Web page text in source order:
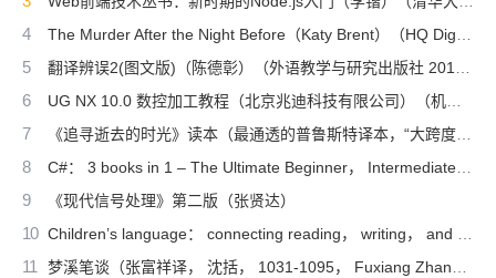
4 The Murder After the Night Before（Katy Brent）（HQ Digital 2024）
5 翻译辨误2(图文版)（陈德彰）（外语教学与研究出版社 2011）
6 UG NX 10.0 数控加工教程（北京兆迪科技有限公司）（机械工业出版社 2016）
7 《追寻逝去的时光》读本（最通透的普鲁斯特译本，“大跨度”节选七卷本，一字不易；附赠《普罗斯特纸上展览》）（【法】马塞尔•普鲁斯特，周克希译）（广西师范大学出版社 2015）
8 C#： 3 books in 1 – The Ultimate Beginner， Intermediate & Advanced Guides to Master C# Programming Quickly with No Experience（Mark Reed）（2022）
9 《现代信号处理》第二版（张贤达）
10 Children’s language： connecting reading， writing， and talk（Judith Wells Lindfors）（Teachers College Press 2008）
11 梦溪笔谈（张富祥译， 沈括， 1031-1095， Fuxiang Zhang）（北京：中华书局 2009）